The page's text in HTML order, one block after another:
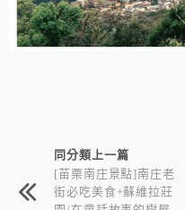
相連文章同分類上一篇
[苗栗南庄景點]南庄老
街必吃美食+蘇維拉莊